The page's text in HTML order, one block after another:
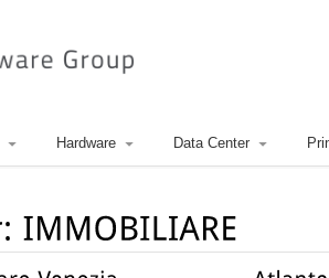
Hardware Data Center